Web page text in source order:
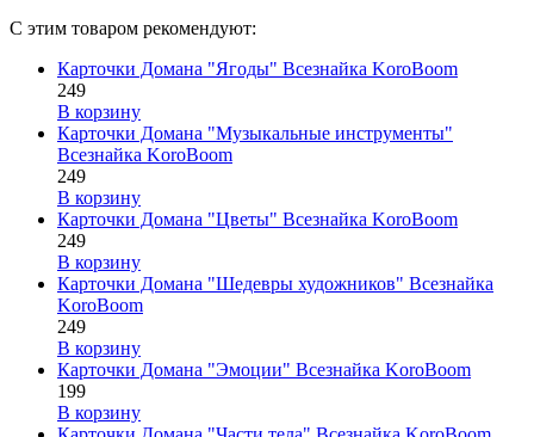
С этим товаром рекомендуют:
Карточки Домана "Ягоды" Всезнайка KoroBoom
249
В корзину
Карточки Домана "Музыкальные инструменты"
Всезнайка KoroBoom
249
В корзину
Карточки Домана "Цветы" Всезнайка KoroBoom
249
В корзину
Карточки Домана "Шедевры художников" Всезнайка
KoroBoom
249
В корзину
Карточки Домана "Эмоции" Всезнайка KoroBoom
199
В корзину